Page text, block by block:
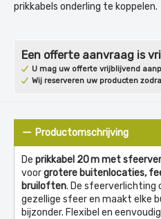
prikkabels onderling te koppelen.
Een offerte aanvraag is
U mag uw offerte vrijblijvend
Wij reserveren uw producten
Productomschrijving
De prikkabel 20 m met
voorgrotere buitenlocaties,
bruiloften. De sfeerverlichting
gezellige sfeer en maakt elke
bijzonder. Flexibel en